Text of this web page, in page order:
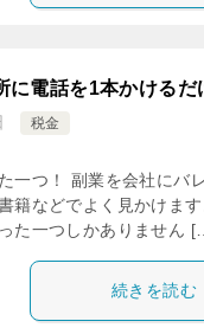
電話を1本かけるだ
税金
一つ！ 副業を会社にバ
籍などでよく見かけま
た一つしかありません
続きを読む